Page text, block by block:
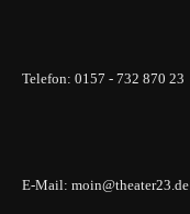
Telefon: 0157 - 732 870 23
E-Mail: moin@theater23.de